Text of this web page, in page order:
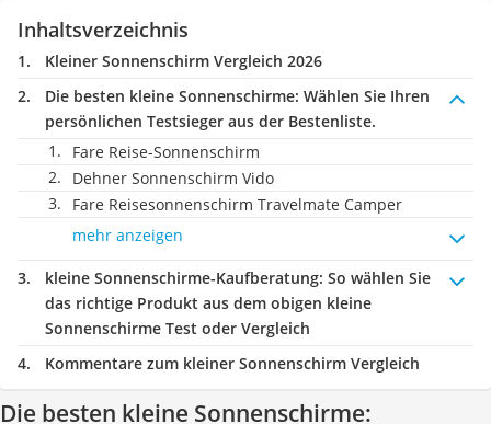
Inhaltsverzeichnis
Kleiner Sonnenschirm Vergleich 2026
Die besten kleine Sonnenschirme: Wählen Sie Ihren
persönlichen Testsieger aus der Bestenliste.
Fare Reise-Sonnenschirm
Dehner Sonnenschirm Vido
Fare Reisesonnenschirm Travelmate Camper
mehr anzeigen
kleine Sonnenschirme-Kaufberatung: So wählen Sie
das richtige Produkt aus dem obigen kleine
Sonnenschirme Test oder Vergleich
Kommentare zum kleiner Sonnenschirm Vergleich
Die besten kleine Sonnenschirme: